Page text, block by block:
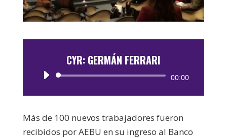
CYR: GERMÁN FERRARI
Reproductor
00:00
Más de 100 nuevos trabajadores fueron
recibidos por AEBU en su ingreso al Banco